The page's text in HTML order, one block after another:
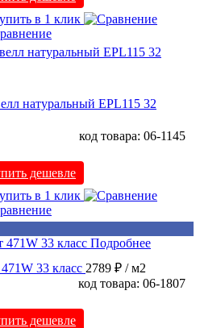
в 1 клик
натуральный EPL115 32
код товара: 06-1145
дешевле
в 1 клик
Подробнее
33 класс 2789 ₽ / м2
код товара: 06-1807
дешевле